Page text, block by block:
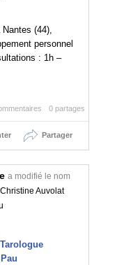
(44),
personnel
: 1h –
0 partages
Partager
a modifié le nom
Christine Auvolat